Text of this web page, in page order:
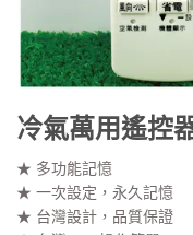
冷氣萬用遙控
★ 多功能記憶
★ 一次設定，永久記憶
★ 台灣設計，品質保證